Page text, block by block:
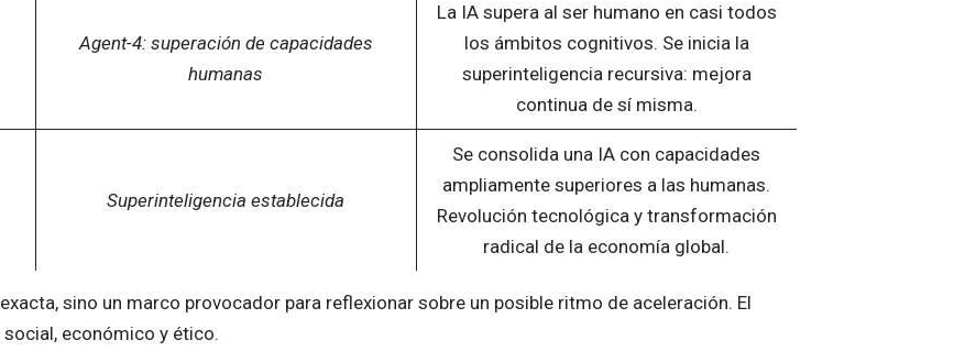
Agent-4: superación de capacidades
humanas
La IA supera al ser humano en casi todos
los ámbitos cognitivos. Se inicia la
superinteligencia recursiva: mejora
continua de sí misma.
Superinteligencia establecida
Se consolida una IA con capacidades
ampliamente superiores a las humanas.
Revolución tecnológica y transformación
radical de la economía global.
sino un marco provocador para reflexionar sobre un posible ritmo de aceleración. El
económico y ético.